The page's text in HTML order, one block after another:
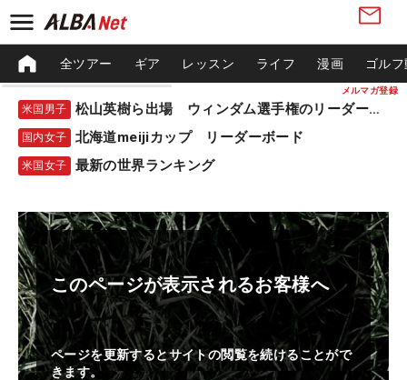
メルマガ登録
全ツアー ギア レッスン ライフ 漫画 ゴル
米国男子 松山英樹ら出場 ウィンダム選手権のリーダーボード
国内女子 北海道meijiカップ リーダーボード
米国女子 最新の世界ランキング
このページが表示されるお客様へ
ページを更新するとサイトの閲覧を続けることがで
きます。